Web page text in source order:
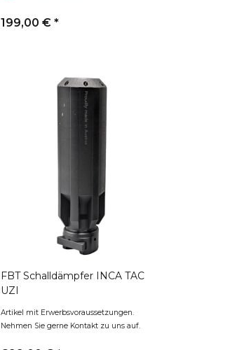
199,00 € *
FBT Schalldämpfer INCA TAC
UZI
Artikel mit Erwerbsvoraussetzungen.
Nehmen Sie gerne Kontakt zu uns auf.